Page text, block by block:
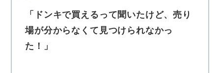
「ドンキで買えるって聞いたけど、売り
場が分からなくて見つけられなかっ
た！」